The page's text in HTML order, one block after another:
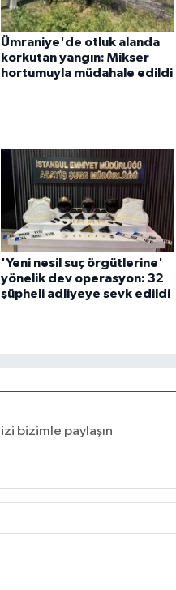
Ümraniye'de otluk alanda
korkutan yangın: Mikser
hortumuyla müdahale edildi
'Yeni nesil suç örgütlerine'
yönelik dev operasyon: 32
şüpheli adliyeye sevk edildi